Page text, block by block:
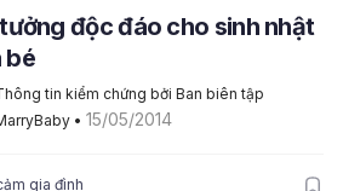
độc đáo cho sinh nhật
bé
tin kiểm chứng bởi Ban biên tập
• 15/05/2014
gia đình